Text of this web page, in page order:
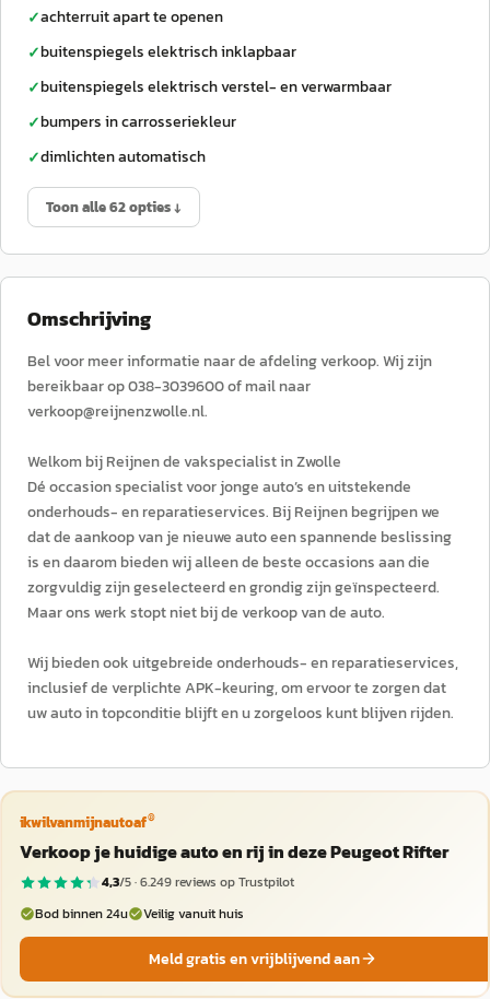
✓achterruit apart te openen
✓buitenspiegels elektrisch inklapbaar
✓buitenspiegels elektrisch verstel- en verwarmbaar
✓bumpers in carrosseriekleur
✓dimlichten automatisch
Toon alle 62 opties ↓
Omschrijving
Bel voor meer informatie naar de afdeling verkoop. Wij zijn
bereikbaar op 038-3039600 of mail naar
verkoop@reijnenzwolle.nl.
Welkom bij Reijnen de vakspecialist in Zwolle
Dé occasion specialist voor jonge auto’s en uitstekende
onderhouds- en reparatieservices. Bij Reijnen begrijpen we
dat de aankoop van je nieuwe auto een spannende beslissing
is en daarom bieden wij alleen de beste occasions aan die
zorgvuldig zijn geselecteerd en grondig zijn geïnspecteerd.
Maar ons werk stopt niet bij de verkoop van de auto.
Wij bieden ook uitgebreide onderhouds- en reparatieservices,
inclusief de verplichte APK-keuring, om ervoor te zorgen dat
uw auto in topconditie blijft en u zorgeloos kunt blijven rijden.
ikwilvanmijnautoaf®
Verkoop je huidige auto en rij in deze Peugeot Rifter
4,3/5 ·6.249reviews op Trustpilot
Bod binnen 24u
Veilig vanuit huis
Meld gratis en vrijblijvend aan